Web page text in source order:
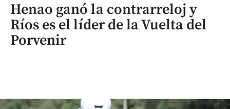
Henao ganó la contrarreloj y
Ríos es el líder de la Vuelta del
Porvenir